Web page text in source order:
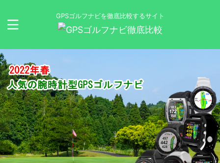
GPSゴルフナビを徹底比較するサイト